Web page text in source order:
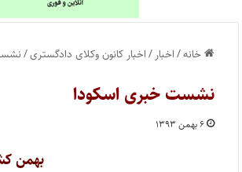
خانه/اخبار /اخبار کانون وکلای دادگستری/
نشست خبری اسکودا
۶ بهمن ۱۳۹۳
بهمن